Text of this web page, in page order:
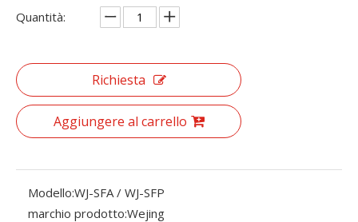
Quantità:
Richiesta
Aggiungere al carrello
Modello:WJ-SFA / WJ-SFP
marchio prodotto:Wejing